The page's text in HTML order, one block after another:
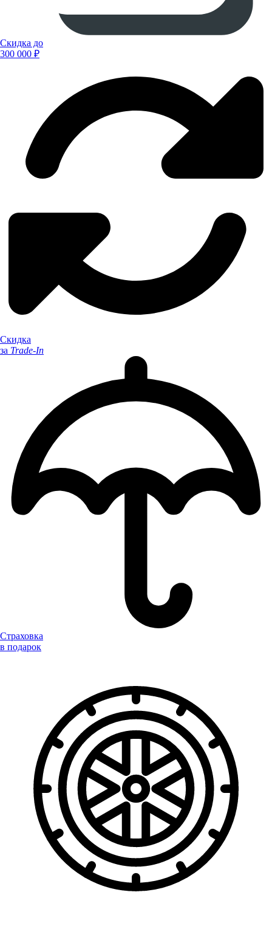
Скидка до
300 000 ₽
Скидка
за Trade-In
Страховка
в подарок